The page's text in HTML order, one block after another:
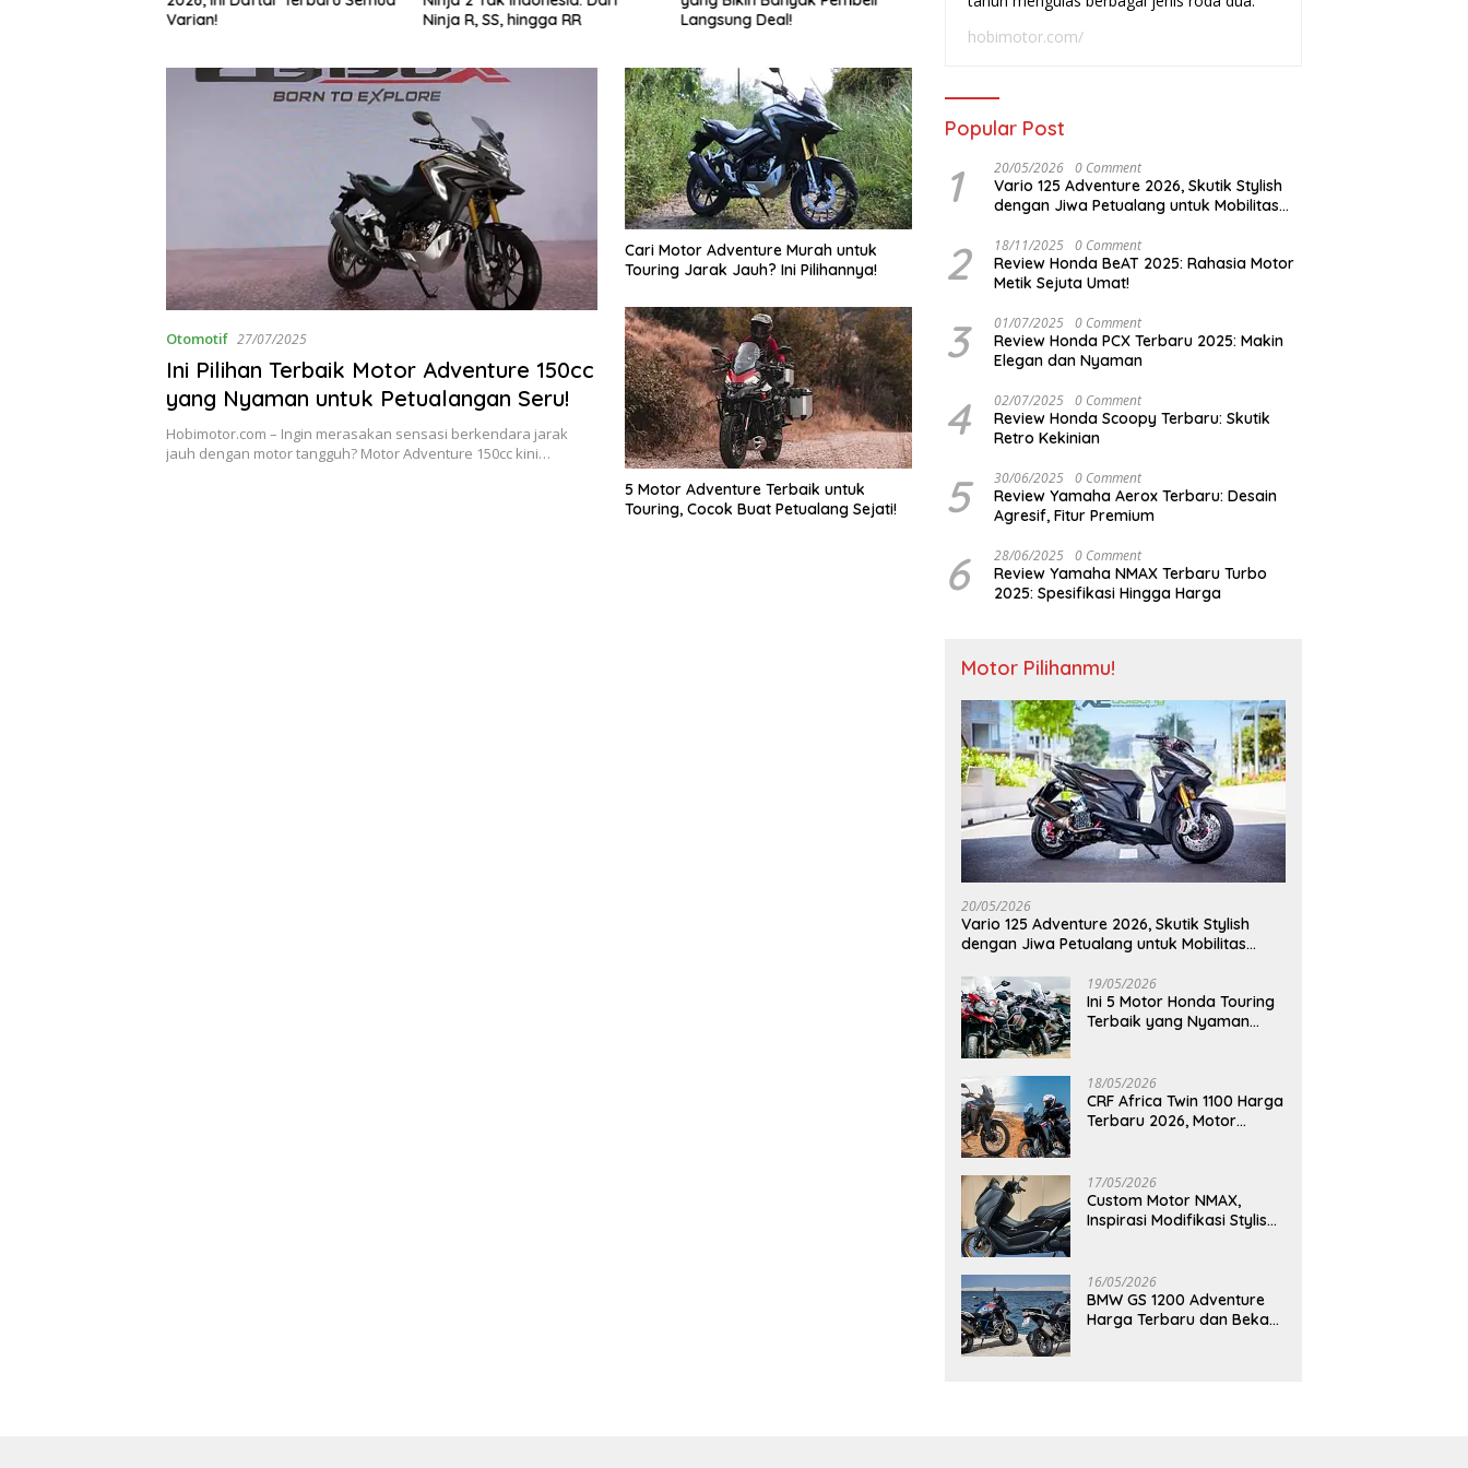
Varian!
Ninja R, SS, hingga RR
Langsung Deal!
Otomotif 27/07/2025
Ini Pilihan Terbaik Motor Adventure 150cc
yang Nyaman untuk Petualangan Seru!
Hobimotor.com – Ingin merasakan sensasi berkendara jarak
jauh dengan motor tangguh? Motor Adventure 150cc kini…
Cari Motor Adventure Murah untuk
Touring Jarak Jauh? Ini Pilihannya!
5 Motor Adventure Terbaik untuk
Touring, Cocok Buat Petualang Sejati!
hobimotor.com/
Popular Post
1 20/05/2026 0 Comment
Vario 125 Adventure 2026, Skutik Stylish
dengan Jiwa Petualang untuk Mobilitas
2 18/11/2025 0 Comment
Review Honda BeAT 2025: Rahasia Motor
Metik Sejuta Umat!
3 01/07/2025 0 Comment
Review Honda PCX Terbaru 2025: Makin
Elegan dan Nyaman
4 02/07/2025 0 Comment
Review Honda Scoopy Terbaru: Skutik
Retro Kekinian
5 30/06/2025 0 Comment
Review Yamaha Aerox Terbaru: Desain
Agresif, Fitur Premium
6 28/06/2025 0 Comment
Review Yamaha NMAX Terbaru Turbo
2025: Spesifikasi Hingga Harga
Motor Pilihanmu!
20/05/2026
Vario 125 Adventure 2026, Skutik Stylish
dengan Jiwa Petualang untuk Mobilitas
19/05/2026
Ini 5 Motor Honda Touring
Terbaik yang Nyaman
18/05/2026
CRF Africa Twin 1100 Harga
Terbaru 2026, Motor
17/05/2026
Custom Motor NMAX,
Inspirasi Modifikasi Stylish
16/05/2026
BMW GS 1200 Adventure
Harga Terbaru dan Bekas,